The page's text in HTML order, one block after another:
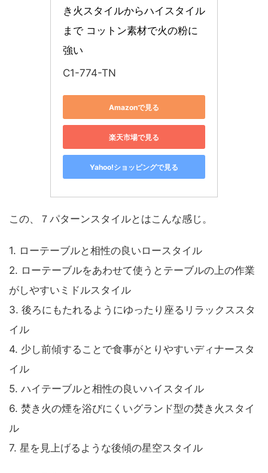
き火スタイルからハイスタイル
まで コットン素材で火の粉に
強い
C1-774-TN
Amazonで見る
楽天市場で見る
Yahoo!ショッピングで見る
この、７パターンスタイルとはこんな感じ。
1. ローテーブルと相性の良いロースタイル
2. ローテーブルをあわせて使うとテーブルの上の作業
がしやすいミドルスタイル
3. 後ろにもたれるようにゆったり座るリラックススタ
イル
4. 少し前傾することで食事がとりやすいディナースタ
イル
5. ハイテーブルと相性の良いハイスタイル
6. 焚き火の煙を浴びにくいグランド型の焚き火スタイ
ル
7. 星を見上げるような後傾の星空スタイル